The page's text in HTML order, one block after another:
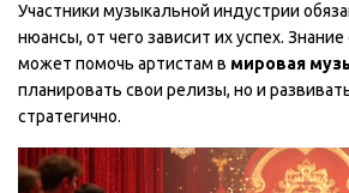
Участники музыкальной индустрии
нюансы, от чего зависит их успех.
может помочь артистам в мировая
планировать свои релизы, но и
стратегично.